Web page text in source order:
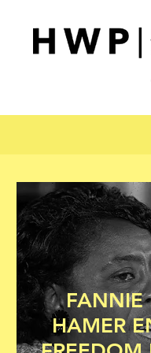
FANNIE
HAMER